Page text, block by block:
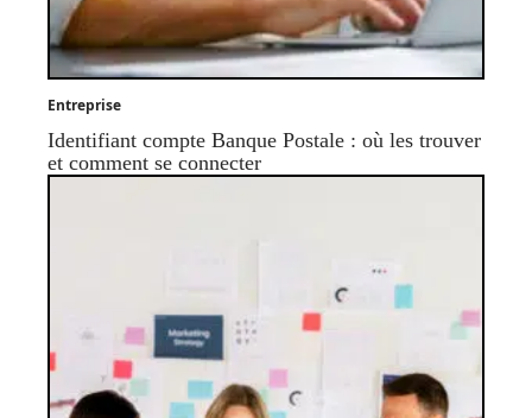
Entreprise
Identifiant compte Banque Postale : où les trouver
et comment se connecter